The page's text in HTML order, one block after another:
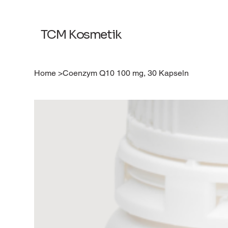
TCM Kosmetik
Home >Coenzym Q10 100 mg, 30 Kapseln